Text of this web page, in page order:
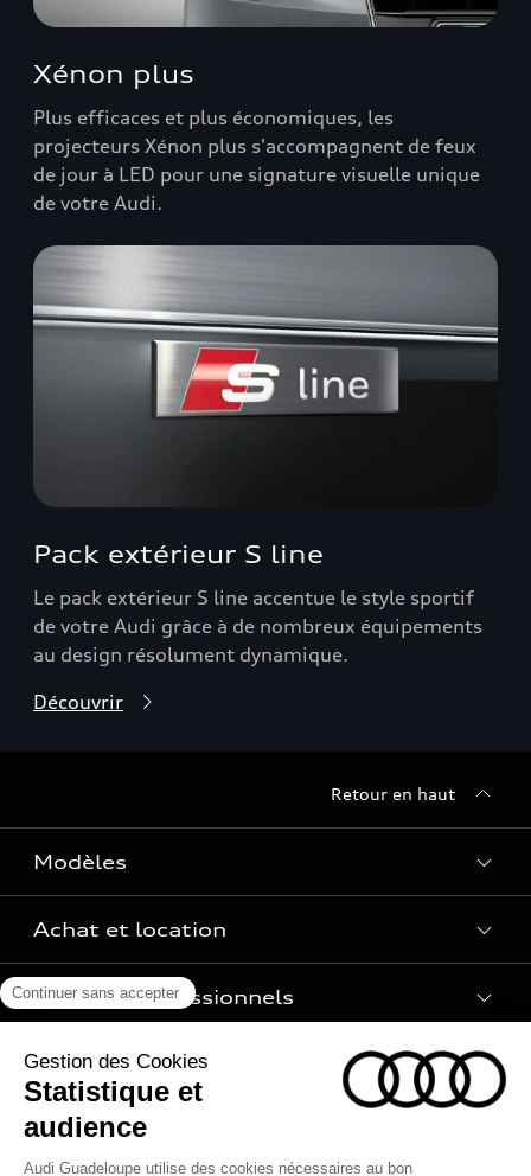
Xénon plus
Plus efficaces et plus économiques, les
projecteurs Xénon plus s'accompagnent de feux
de jour à LED pour une signature visuelle unique
de votre Audi.
Pack extérieur S line
Le pack extérieur S line accentue le style sportif
de votre Audi grâce à de nombreux équipements
au design résolument dynamique.
Découvrir
Retour en haut
Modèles
Voir les modèles
Achat et location
Réservation et option d'achat
Financer mon Audi
Garanties Audi
Pour les professionnels
Voiture électrique
Voiture hybride
Voiture commerciale
Univers Audi
Histoire du progrès
Contact